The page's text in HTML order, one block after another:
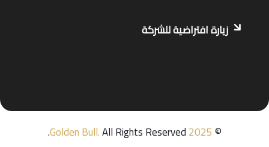
زيارة افتراضية للشركة
©
2025
Golden Bull.All Rights Reserved.